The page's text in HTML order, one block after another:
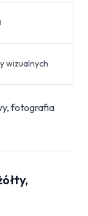
wizualnych
fotografia